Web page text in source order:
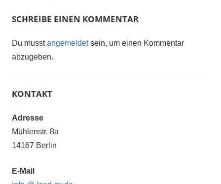
SCHREIBE EINEN KOMMENTAR
Du musstangemeldetsein, um einen Kommentar
abzugeben.
KONTAKT
Adresse
Mühlenstr. 8a
14167 Berlin
E-Mail